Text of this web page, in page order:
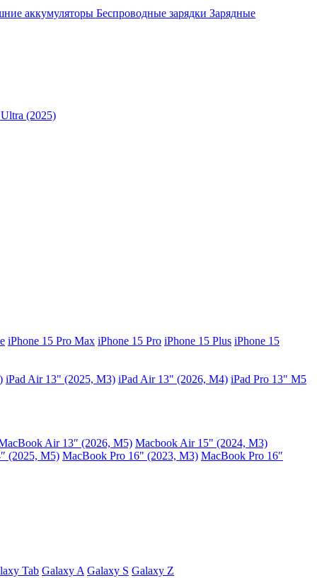
аккумуляторы Беспроводные зарядки Зарядные
(2025)
iPhone 15 Pro Max iPhone 15 Pro iPhone 15 Plus iPhone 15
iPad Air 13" (2025, M3) iPad Air 13" (2026, M4) iPad Pro 13" M5
Air 13″ (2026, M5) Macbook Air 15" (2024, M3)
(2025, M5) MacBook Pro 16" (2023, M3) MacBook Pro 16″
Tab Galaxy A Galaxy S Galaxy Z